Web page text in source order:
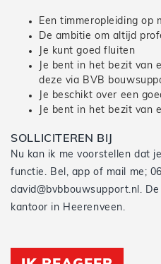
Een timmeropleiding op
De ambitie om altijd
Je kunt goed fluiten
Je bent in het bezit van
deze via BVB
Je beschikt over een
Je bent in het bezit van
SOLLICITEREN BIJ
Nu kan ik me voorstellen dat
functie. Bel, app of mail me;
david@bvbbouwsupport.nl.
kantoor in Heerenveen.